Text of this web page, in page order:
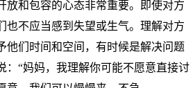
放和包容的心态非常重要。即使对方
也不应当感到失望或生气。理解对方
他们时间和空间，有时候是解决问题
：“妈妈，我理解你可能不愿意直接讨